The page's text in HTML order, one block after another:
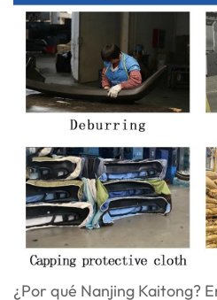
¿Por qué Nanjing Kaitong?